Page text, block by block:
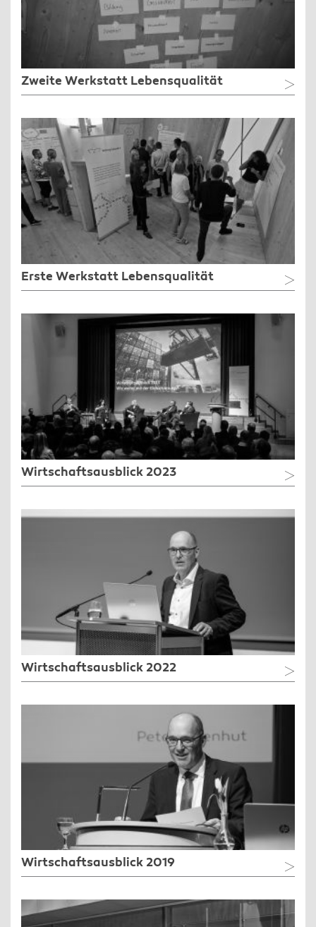
Zweite Werkstatt Lebensqualität
Erste Werkstatt Lebensqualität
Wirtschaftsausblick 2023
Wirtschaftsausblick 2022
Wirtschaftsausblick 2019